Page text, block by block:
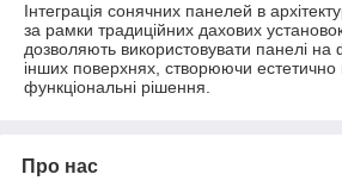
Інтеграція сонячних панелей в
за рамки традиційних дахових
дозволяють використовувати панелі на
інших поверхнях, створюючи естетично
функціональні рішення.
Про нас